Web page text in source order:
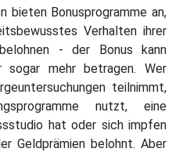
bieten Bonusprogramme an,
Verhalten ihrer
- der Bonus kann
mehr betragen. Wer
teilnimmt,
nutzt, eine
hat oder sich impfen
Geldprämien belohnt. Aber